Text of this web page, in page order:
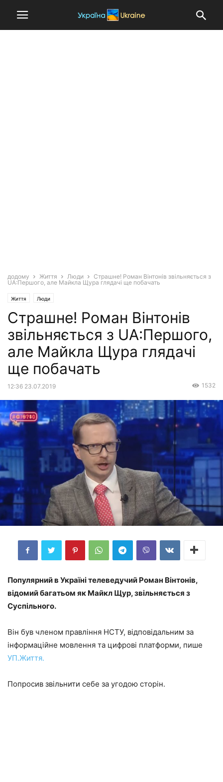
додому Життя Люди
Страшне! Роман Вінтонів звільняється з
UA:Першого, але Майкла Щура глядачі ще побачать
Життя Люди
Страшне! Роман Вінтонів
звільняється з UA:Першого,
але Майкла Щура глядачі
ще побачать
12:36 23.07.2019 1532
Популярний в Україні телеведучий Роман Вінтонів,
відомий багатьом як Майкл Щур, звільняється з
Суспільного.
Він був членом правління НСТУ, відповідальним за
інформаційне мовлення та цифрові платформи, пише
УП.Життя.
Попросив звільнити себе за угодою сторін.